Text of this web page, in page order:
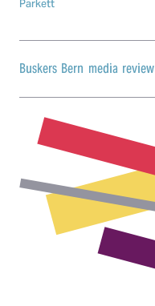
n
Parkett
Buskers Bern media review